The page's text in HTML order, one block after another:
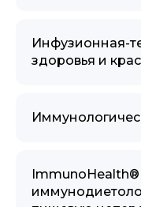
Инфузионная-
здоровья и
ImmunoHealth®